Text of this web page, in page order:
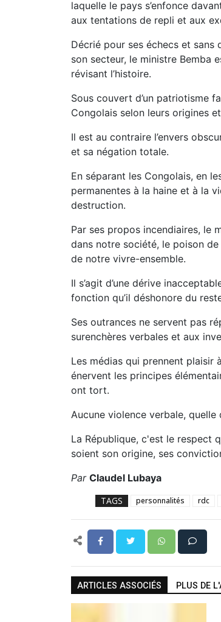
laquelle le pays s’enfonce
aux tentations de repli et aux
Décrié pour ses échecs et sans
son secteur, le ministre Bemba
révisant l’histoire.
Sous couvert d’un patriotisme
Congolais selon leurs origines
Il est au contraire l’envers
et sa négation totale.
En séparant les Congolais, en
permanentes à la haine et à la
destruction.
Par ses propos incendiaires, le
dans notre société, le poison
de notre vivre-ensemble.
Il s’agit d’une dérive
fonction qu’il déshonore du
Ses outrances ne servent pas
surenchères verbales et aux
Les médias qui prennent
énervent les principes
ont tort.
Aucune violence verbale,
La République, c'est le respect
soient son origine, ses
Par Claudel Lubaya
TAGS personnalités rdc
ARTICLES ASSOCIÉS PLUS DE